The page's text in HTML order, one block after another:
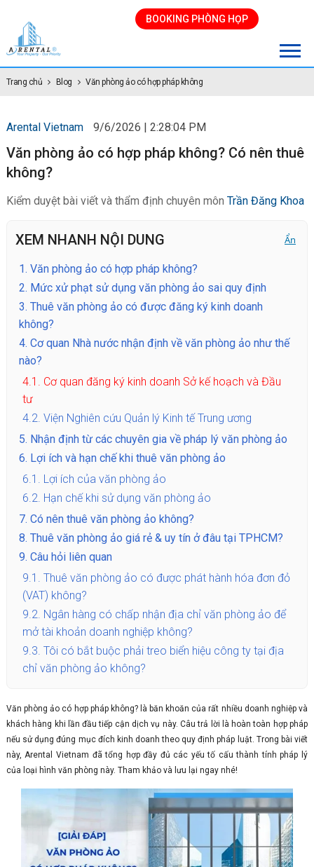
BOOKING PHÒNG HỌP
Trang chủ Blog Văn phòng ảo có hợp pháp không
Arental Vietnam 9/6/2026 | 2:28:04 PM
Văn phòng ảo có hợp pháp không? Có nên thuê
không?
Kiểm duyệt bài viết và thẩm định chuyên môn Trần Đăng Khoa
XEM NHANH NỘI DUNG Ẩn
1. Văn phòng ảo có hợp pháp không?
2. Mức xử phạt sử dụng văn phòng ảo sai quy định
3. Thuê văn phòng ảo có được đăng ký kinh doanh
không?
4. Cơ quan Nhà nước nhận định về văn phòng ảo như thế
nào?
4.1. Cơ quan đăng ký kinh doanh Sở kế hoạch và Đầu
tư
4.2. Viện Nghiên cứu Quản lý Kinh tế Trung ương
5. Nhận định từ các chuyên gia về pháp lý văn phòng ảo
6. Lợi ích và hạn chế khi thuê văn phòng ảo
6.1. Lợi ích của văn phòng ảo
6.2. Hạn chế khi sử dụng văn phòng ảo
7. Có nên thuê văn phòng ảo không?
8. Thuê văn phòng ảo giá rẻ & uy tín ở đâu tại TPHCM?
9. Câu hỏi liên quan
9.1. Thuê văn phòng ảo có được phát hành hóa đơn đỏ
(VAT) không?
9.2. Ngân hàng có chấp nhận địa chỉ văn phòng ảo để
mở tài khoản doanh nghiệp không?
9.3. Tôi có bắt buộc phải treo biển hiệu công ty tại địa
chỉ văn phòng ảo không?
Văn phòng ảo có hợp pháp không? là băn khoăn của rất nhiều doanh nghiệp và
khách hàng khi lần đầu tiếp cận dịch vụ này. Câu trả lời là hoàn toàn hợp pháp
nếu sử dụng đúng mục đích kinh doanh theo quy định pháp luật. Trong bài viết
này, Arental Vietnam đã tổng hợp đầy đủ các yếu tố cấu thành tính pháp lý
của loại hình văn phòng này. Tham khảo và lưu lại ngay nhé!